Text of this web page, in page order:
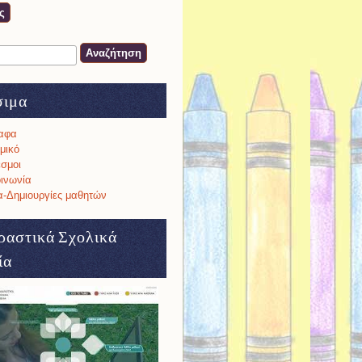
αναζήτησης
Δημιουργίες μαθητών
Σχολικά